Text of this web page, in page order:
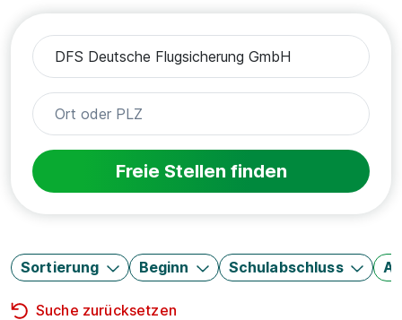
Freie Stellen finden
Sortierung Beginn Schulabschluss
Suche zurücksetzen